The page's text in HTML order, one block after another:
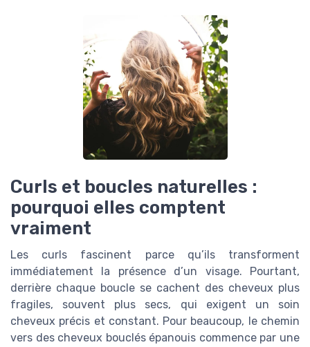
Curls et boucles naturelles :
pourquoi elles comptent
vraiment
Les curls fascinent parce qu’ils transforment
immédiatement la présence d’un visage. Pourtant,
derrière chaque boucle se cachent des cheveux plus
fragiles, souvent plus secs, qui exigent un soin
cheveux précis et constant. Pour beaucoup, le chemin
vers des cheveux bouclés épanouis commence par une